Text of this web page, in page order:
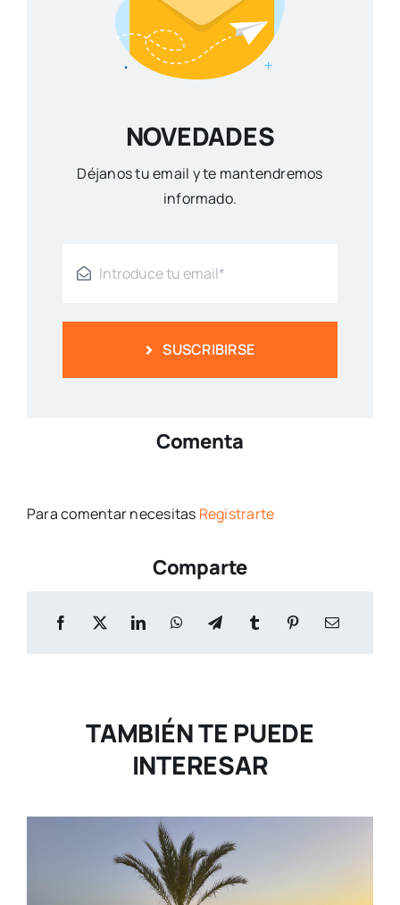
NOVEDADES
Déjanos tu email y te mantendremos
informado.
SUSCRIBIRSE
Comenta
Para comentar necesitas Registrarte
Comparte
TAMBIÉN TE PUEDE
INTERESAR